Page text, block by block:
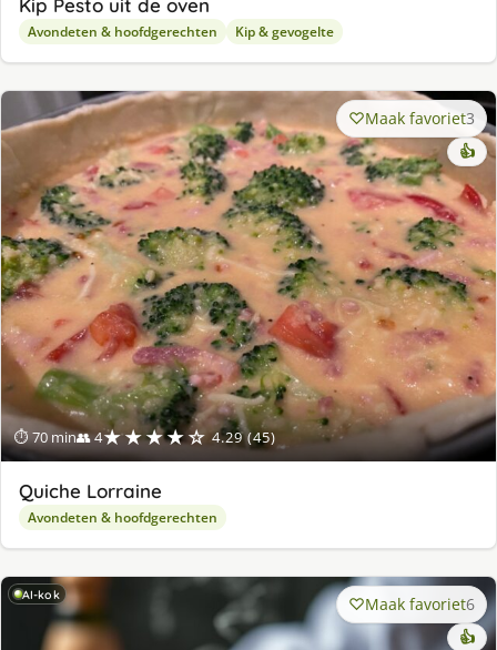
Kip Pesto uit de oven
Avondeten & hoofdgerechten Kip & gevogelte
⏱ 70 min👥 4★★★★☆ 4.29 (45)
Maak favoriet3
👍
Quiche Lorraine
Avondeten & hoofdgerechten
AI-kok Maak favoriet6
👍